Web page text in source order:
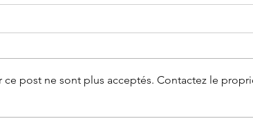
Quelles sont les causes
ce post ne sont plus acceptés. Contactez le